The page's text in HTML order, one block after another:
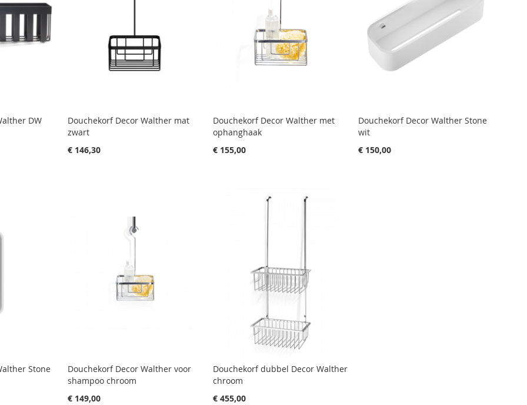
DW
Douchekorf Decor Walther mat
zwart
€ 146,30
Douchekorf Decor Walther met
ophanghaak
€ 155,00
Douchekorf Decor Walther Stone
wit
€ 150,00
Stone
Douchekorf Decor Walther voor
shampoo chroom
€ 149,00
Douchekorf dubbel Decor Walther
chroom
€ 455,00